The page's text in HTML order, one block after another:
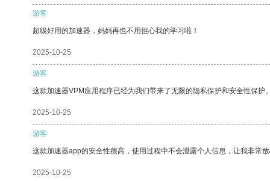
游客
超级好用的加速器，妈妈再也不用担心我的学习啦！
2025-10-25
游客
这款加速器VPM应用程序已经为我们带来了无限的隐私保护和安全性保护
2025-10-25
游客
这款加速器app的安全性很高，使用过程中不会泄露个人信息，让我非常
2025-10-25